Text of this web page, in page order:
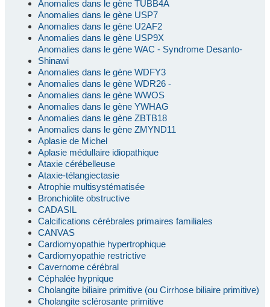
Anomalies dans le gène TUBB4A
Anomalies dans le gène USP7
Anomalies dans le gène U2AF2
Anomalies dans le gène USP9X
Anomalies dans le gène WAC - Syndrome Desanto-
Shinawi
Anomalies dans le gène WDFY3
Anomalies dans le gène WDR26 -
Anomalies dans le gène WWOS
Anomalies dans le gène YWHAG
Anomalies dans le gène ZBTB18
Anomalies dans le gène ZMYND11
Aplasie de Michel
Aplasie médullaire idiopathique
Ataxie cérébelleuse
Ataxie-télangiectasie
Atrophie multisystématisée
Bronchiolite obstructive
CADASIL
Calcifications cérébrales primaires familiales
CANVAS
Cardiomyopathie hypertrophique
Cardiomyopathie restrictive
Cavernome cérébral
Céphalée hypnique
Cholangite biliaire primitive (ou Cirrhose biliaire primitive)
Cholangite sclérosante primitive